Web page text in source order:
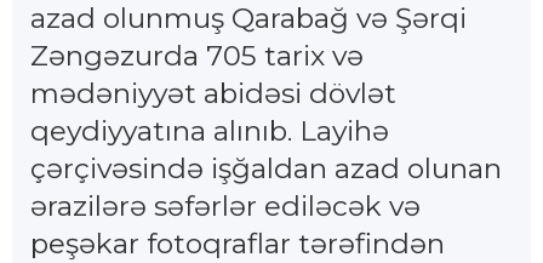
azad olunmuş Qarabağ və Şərqi
Zəngəzurda 705 tarix və
mədəniyyət abidəsi dövlət
qeydiyyatına alınıb. Layihə
çərçivəsində işğaldan azad olunan
ərazilərə səfərlər ediləcək və
peşəkar fotoqraflar tərəfindən